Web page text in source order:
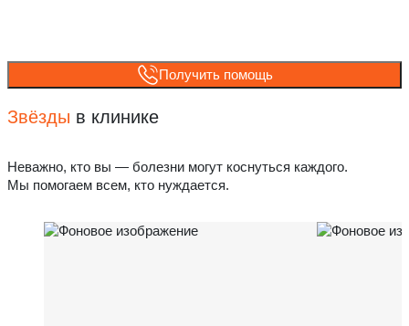
Получить помощь
Звёзды в клинике
Неважно, кто вы — болезни могут коснуться каждого.
Мы помогаем всем, кто нуждается.